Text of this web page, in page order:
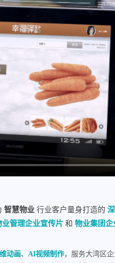
智慧物业 行业客户量身打造的
业管理企业宣传片 和 物业集团企
动画、 AI视频制作，服务大湾区